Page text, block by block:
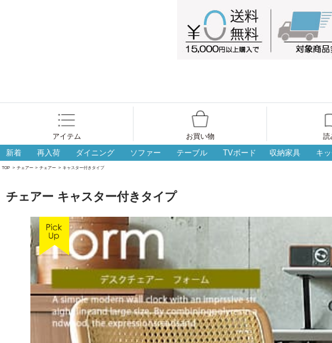
アイテム お買い物 読
新着 再入荷 ダイニング ソファー テーブル TVボード 収納家具 キ
TOP > チェアー > チェアー > キャスター付きタイプ
チェアー キャスター付きタイプ